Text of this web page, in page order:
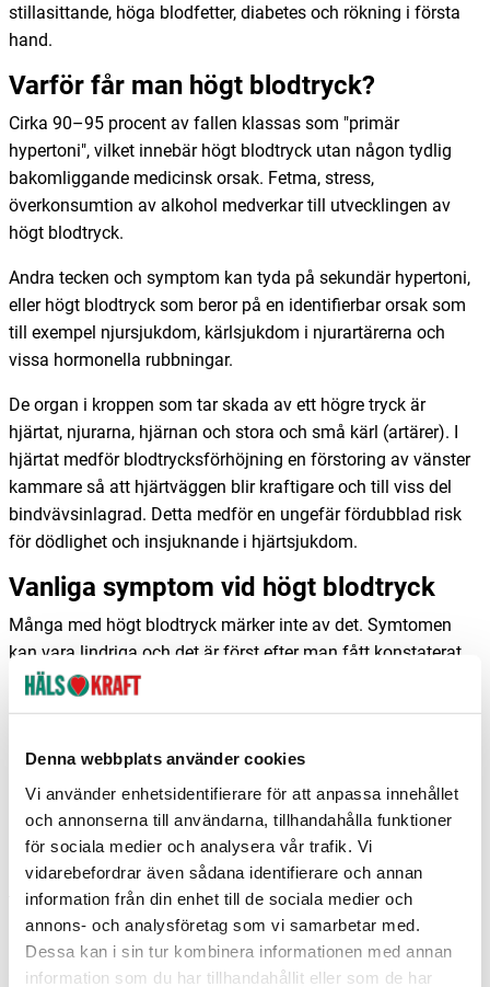
Denna webbplats använder cookies
Vi använder enhetsidentifierare för att anpassa innehållet
och annonserna till användarna, tillhandahålla funktioner
för sociala medier och analysera vår trafik. Vi
vidarebefordrar även sådana identifierare och annan
information från din enhet till de sociala medier och
annons- och analysföretag som vi samarbetar med.
Dessa kan i sin tur kombinera informationen med annan
information som du har tillhandahållit eller som de har
stillasittande, höga blodfetter, diabetes och rökning i första
hand.
Varför får man högt blodtryck?
Cirka 90–95 procent av fallen klassas som "primär
hypertoni", vilket innebär högt blodtryck utan någon tydlig
bakomliggande medicinsk orsak. Fetma, stress,
överkonsumtion av alkohol medverkar till utvecklingen av
högt blodtryck.
Andra tecken och symptom kan tyda på sekundär hypertoni,
eller högt blodtryck som beror på en identifierbar orsak som
till exempel njursjukdom, kärlsjukdom i njurartärerna och
vissa hormonella rubbningar.
De organ i kroppen som tar skada av ett högre tryck är
hjärtat, njurarna, hjärnan och stora och små kärl (artärer). I
hjärtat medför blodtrycksförhöjning en förstoring av vänster
kammare så att hjärtväggen blir kraftigare och till viss del
bindvävsinlagrad. Detta medför en ungefär fördubblad risk
för dödlighet och insjuknande i hjärtsjukdom.
Vanliga symptom vid högt blodtryck
Många med högt blodtryck märker inte av det. Symtomen
kan vara lindriga och det är först efter man fått konstaterat
högt blodtryck man kan relatera till att man känt sig trött och
En hälsosam livsstil med sunda matvanor och regelbunden
motion är av stor vikt för ett normalt blodtryck. Man bör även
undvika tobak, stora mängder alkohol, socker och vid
tendens till högt blodtryck även lakrits.
Förutom livsstilsändring så finns det även naturliga alternativ
som kan balansera och sänka högt blodtryck.Fiskolja,